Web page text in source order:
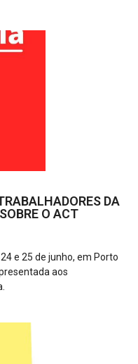
DA
O ACT
e 25 de junho, em Porto
aos